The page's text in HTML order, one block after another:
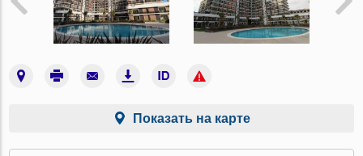
Показать на карте